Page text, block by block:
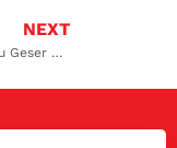
NEXT
Pilihan Mobil Pintu Geser di Bawah 100 Juta yang Paling Worth-It